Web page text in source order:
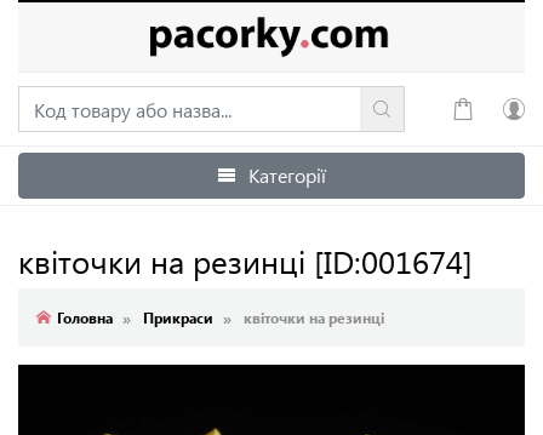
Увійти
Категорії
квіточки на резинці [ID:001674]
Головна Прикраси квіточки на резинці